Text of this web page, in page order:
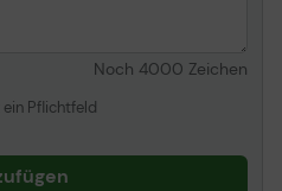
Noch 4000 Zeichen
Pflichtfeld